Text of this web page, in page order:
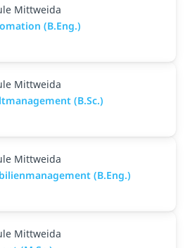
Mittweida
(B.Eng.)
Mittweida
(B.Sc.)
Mittweida
(B.Eng.)
Mittweida